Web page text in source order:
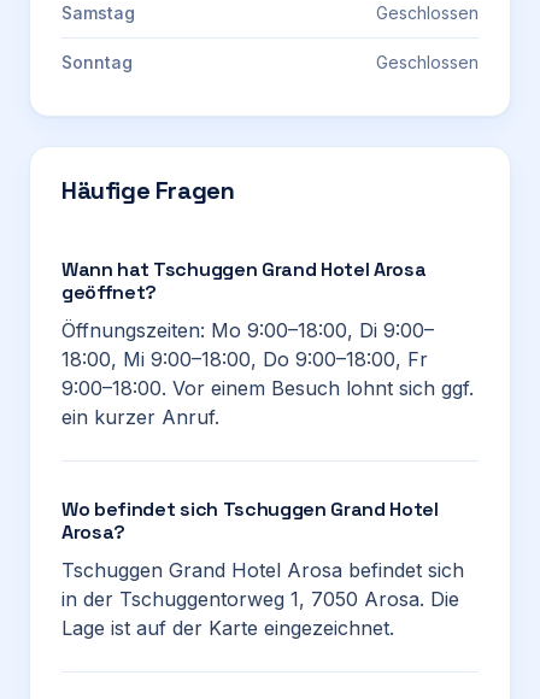
Samstag Geschlossen
Sonntag Geschlossen
Häufige Fragen
Wann hat Tschuggen Grand Hotel Arosa
geöffnet?
Öffnungszeiten: Mo 9:00–18:00, Di 9:00–
18:00, Mi 9:00–18:00, Do 9:00–18:00, Fr
9:00–18:00. Vor einem Besuch lohnt sich ggf.
ein kurzer Anruf.
Wo befindet sich Tschuggen Grand Hotel
Arosa?
Tschuggen Grand Hotel Arosa befindet sich
in der Tschuggentorweg 1, 7050 Arosa. Die
Lage ist auf der Karte eingezeichnet.